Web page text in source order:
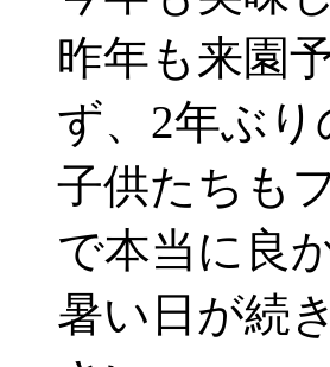
昨年も来園
ず、2年ぶ
子供たちも
で本当に良
暑い日が続